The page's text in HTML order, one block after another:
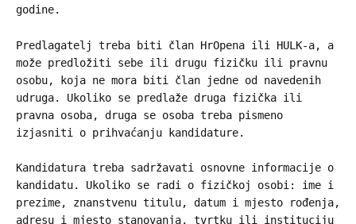
godine.
Predlagatelj treba biti član HrOpena ili HULK-a, a
može predložiti sebe ili drugu fizičku ili pravnu
osobu, koja ne mora biti član jedne od navedenih
udruga. Ukoliko se predlaže druga fizička ili
pravna osoba, druga se osoba treba pismeno
izjasniti o prihvaćanju kandidature.
Kandidatura treba sadržavati osnovne informacije o
kandidatu. Ukoliko se radi o fizičkoj osobi: ime i
prezime, znanstvenu titulu, datum i mjesto rođenja,
adresu i mjesto stanovanja, tvrtku ili instituciju